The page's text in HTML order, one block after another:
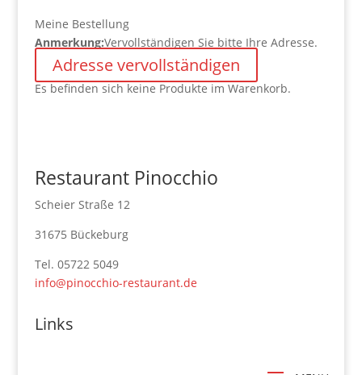
Meine Bestellung
Anmerkung:Vervollständigen Sie bitte Ihre Adresse.
Adresse vervollständigen
Es befinden sich keine Produkte im Warenkorb.
Restaurant Pinocchio
Scheier Straße 12
31675 Bückeburg
Tel. 05722 5049
info@pinocchio-restaurant.de
Links